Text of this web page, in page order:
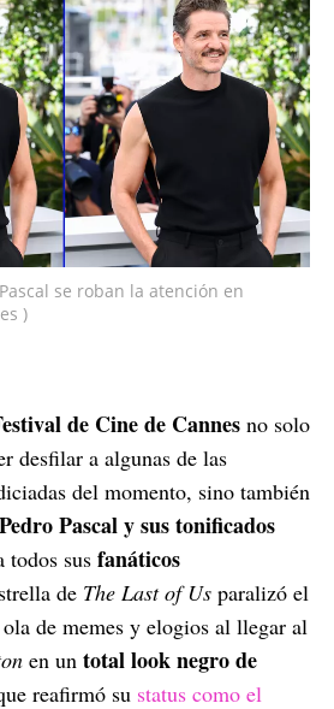
se roban la atención en
)
de Cine de Cannes no solo
desfilar a algunas de las
del momento, sino también
Pascal y sus tonificados
todos sus fanáticos
de The Last of Us paralizó el
de memes y elogios al llegar al
en un total look negro de
reafirmó su status como el